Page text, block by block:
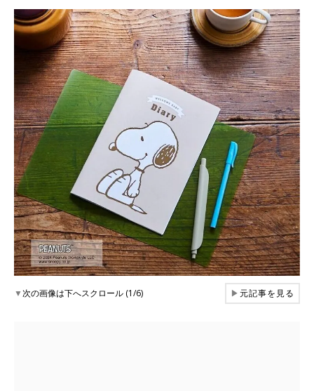
▼次の画像は下へスクロール (1/6) ▶元記事を見る